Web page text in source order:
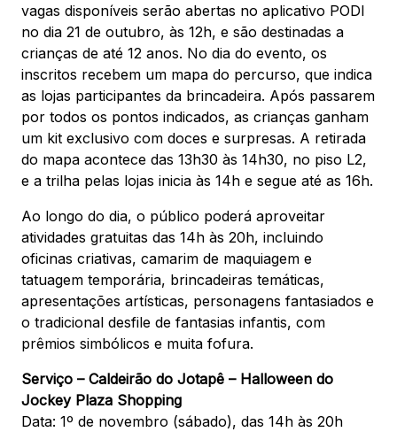
vagas disponíveis serão abertas no aplicativo PODI
no dia 21 de outubro, às 12h, e são destinadas a
crianças de até 12 anos. No dia do evento, os
inscritos recebem um mapa do percurso, que indica
as lojas participantes da brincadeira. Após passarem
por todos os pontos indicados, as crianças ganham
um kit exclusivo com doces e surpresas. A retirada
do mapa acontece das 13h30 às 14h30, no piso L2,
e a trilha pelas lojas inicia às 14h e segue até as 16h.
Ao longo do dia, o público poderá aproveitar
atividades gratuitas das 14h às 20h, incluindo
oficinas criativas, camarim de maquiagem e
tatuagem temporária, brincadeiras temáticas,
apresentações artísticas, personagens fantasiados e
o tradicional desfile de fantasias infantis, com
prêmios simbólicos e muita fofura.
Serviço – Caldeirão do Jotapê – Halloween do
Jockey Plaza Shopping
Data: 1º de novembro (sábado), das 14h às 20h